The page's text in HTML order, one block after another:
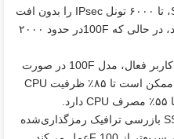
FortiGate 200F به لطف SPU NP7، تا ۶۰۰۰ تونل IPsec را بدون افت
محسوس در عملکرد پشتیبانی می‌کند، در حالی که 100Fدر حدود ۲۰۰۰
در سناریوهای واقعی با بیش از ۵۰۰ کاربر فعال، مدل 100F در صورت
فعال بودن تمام سرویس‌های امنیتی ممکن است تا ۸۵٪ ظرفیت CPU
همچنین، در تست‌های SSL Inspection بازرسی ترافیک رمزگذاری‌شده